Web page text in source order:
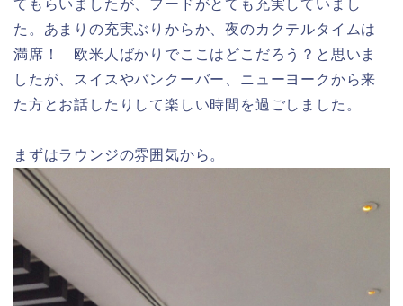
てもらいましたが、フードがとても充実していまし
た。あまりの充実ぶりからか、夜のカクテルタイムは
満席！ 欧米人ばかりでここはどこだろう？と思いま
したが、スイスやバンクーバー、ニューヨークから来
た方とお話したりして楽しい時間を過ごしました。
まずはラウンジの雰囲気から。